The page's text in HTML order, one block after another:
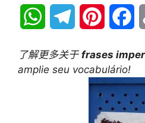
W
a l n
t
e
e
b
了解更多关于 frases
amplie seu vocabulário!